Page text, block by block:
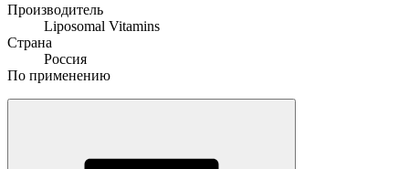
Производитель
Liposomal Vitamins
Страна
Россия
По применению